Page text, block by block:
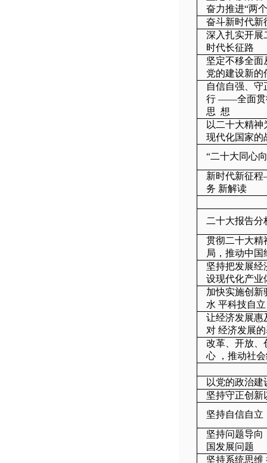
奋力推进“两
奋斗新时代新
深入扎实开展
时代长征路
坚定不移全面
党的建设新的
自信自强、
行 ——全面贯
思 想
以二十大精
现代化国家的
“二十大同心
新时代新征
务 新解读
二十大报告
贯彻二十大精
局，推动中国
坚持把发展经
设现代化产业
加快实施创新
水 平科技自
让经济发展
对 经济发展
改革、开放
心 ，推动社
以党的政治
坚持守正创新
坚持自信自立
坚持问题导向
国发展问题
坚持系统思维